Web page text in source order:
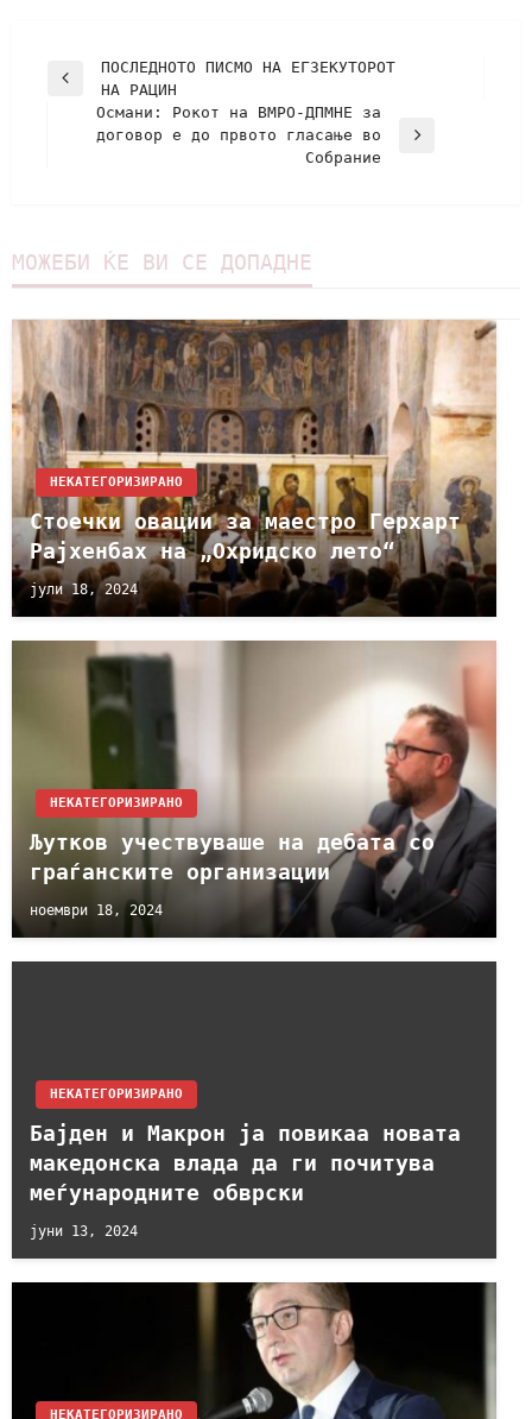
ПОСЛЕДНОТО ПИСМО НА ЕГЗЕКУТОРОТ
НА РАЦИН
Османи: Рокот на ВМРО-ДПМНЕ за
договор е до првото гласање во
Собрание
МОЖЕБИ ЌЕ ВИ СЕ ДОПАДНЕ
НЕКАТЕГОРИЗИРАНО
Стоечки овации за маестро Герхарт
Рајхенбах на „Охридско лето“
јули 18, 2024
НЕКАТЕГОРИЗИРАНО
Љутков учествуваше на дебата со
граѓанските организации
ноември 18, 2024
НЕКАТЕГОРИЗИРАНО
Бајден и Макрон ја повикаа новата
македонска влада да ги почитува
меѓународните обврски
јуни 13, 2024
НЕКАТЕГОРИЗИРАНО